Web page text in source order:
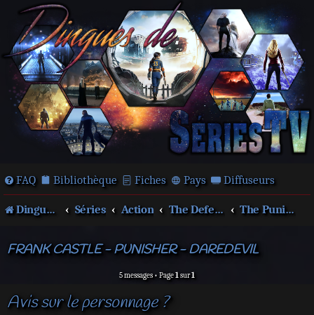
FAQ Bibliothèque Fiches Pays Diffuseurs
Dingues de séries télé ! Séries Action The Defenders The Punisher
FRANK CASTLE - PUNISHER - DAREDEVIL
5 messages • Page1sur1
Avis sur le personnage ?